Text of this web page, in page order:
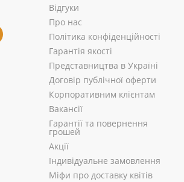
Відгуки
Про нас
Політика конфіденційності
Гарантія якості
Представництва в Україні
Договір публічної оферти
Корпоративним клієнтам
Вакансії
Гарантії та повернення
грошей
Акції
Індивідуальне замовлення
Міфи про доставку квітів